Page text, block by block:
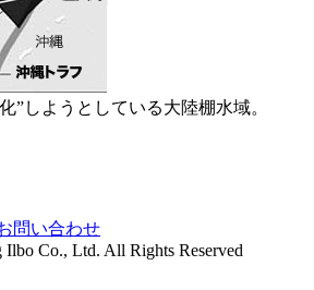
”しようとしている大陸棚水域。
問い合わせ
Co., Ltd. All Rights Reserved